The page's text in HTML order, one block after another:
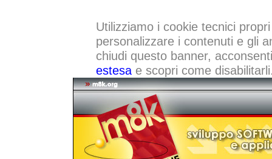
Utilizziamo i cookie tecnici
personalizzare i contenuti e gli
chiudi questo banner,
estesae scopri come